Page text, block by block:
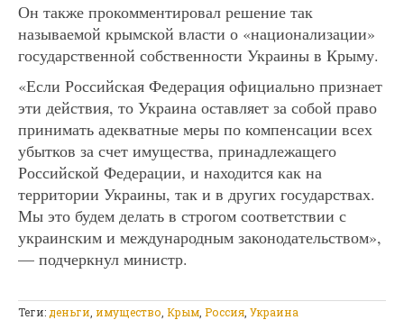
Он также прокомментировал решение так
называемой крымской власти о «национализации»
государственной собственности Украины в Крыму.
«Если Российская Федерация официально признает
эти действия, то Украина оставляет за собой право
принимать адекватные меры по компенсации всех
убытков за счет имущества, принадлежащего
Российской Федерации, и находится как на
территории Украины, так и в других государствах.
Мы это будем делать в строгом соответствии с
украинским и международным законодательством»,
— подчеркнул министр.
Теги: деньги имущество Крым Россия Украина